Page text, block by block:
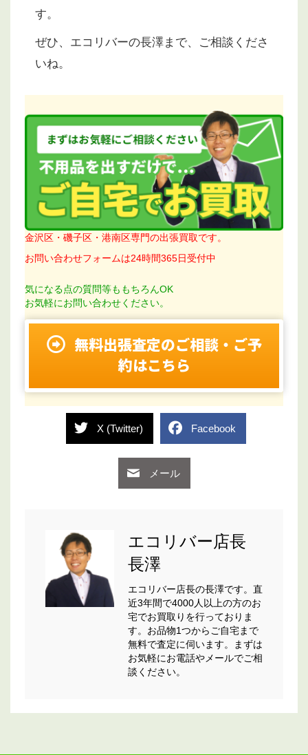
す。
ぜひ、エコリバーの長澤まで、ご相談くださ
いね。
金沢区・磯子区・港南区専門の出張買取です。
お問い合わせフォームは24時間365日受付中
気になる点の質問等ももちろんOK
お気軽にお問い合わせください。
無料出張査定のご相談・ご予
約はこちら
X (Twitter) Facebook
メール
エコリバー店長
長澤
エコリバー店長の長澤です。直
近3年間で4000人以上の方のお
宅でお買取りを行っておりま
す。お品物1つからご自宅まで
無料で査定に伺います。まずは
お気軽にお電話やメールでご相
談ください。